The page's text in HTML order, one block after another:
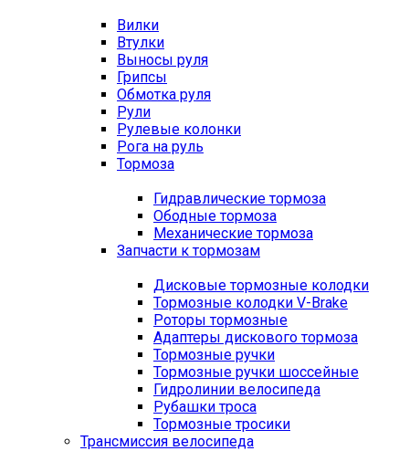
Вилки
Втулки
Выносы руля
Грипсы
Обмотка руля
Рули
Рулевые колонки
Рога на руль
Тормоза
Гидравлические тормоза
Ободные тормоза
Механические тормоза
Запчасти к тормозам
Дисковые тормозные колодки
Тормозные колодки V-Brake
Роторы тормозные
Адаптеры дискового тормоза
Тормозные ручки
Тормозные ручки шоссейные
Гидролинии велосипеда
Рубашки троса
Тормозные тросики
Трансмиссия велосипеда